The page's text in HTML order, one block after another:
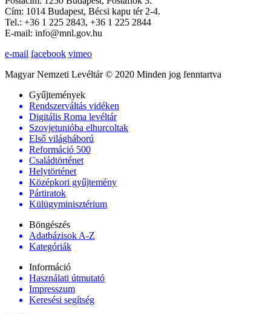
Cím: 1014 Budapest, Bécsi kapu tér 2-4.
Tel.: +36 1 225 2843, +36 1 225 2844
E-mail: info@mnl.gov.hu
e-mail facebook vimeo
Magyar Nemzeti Levéltár © 2020 Minden jog fenntartva
Gyűjtemények
Rendszerváltás vidéken
Digitális Roma levéltár
Szovjetunióba elhurcoltak
Első világháború
Reformáció 500
Családtörténet
Helytörténet
Középkori gyűjtemény
Pártiratok
Külügyminisztérium
Böngészés
Adatbázisok A-Z
Kategóriák
Információ
Használati útmutató
Impresszum
Keresési segítség